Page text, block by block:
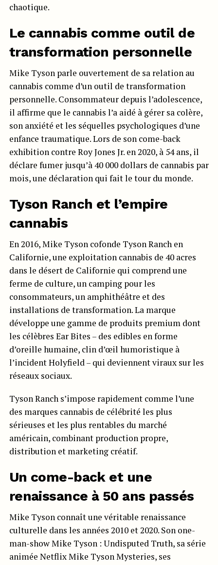
chaotique.
Le cannabis comme outil de
transformation personnelle
Mike Tyson parle ouvertement de sa relation au
cannabis comme d’un outil de transformation
personnelle. Consommateur depuis l’adolescence,
il affirme que le cannabis l’a aidé à gérer sa colère,
son anxiété et les séquelles psychologiques d’une
enfance traumatique. Lors de son come-back
exhibition contre Roy Jones Jr. en 2020, à 54 ans, il
déclare fumer jusqu’à 40 000 dollars de cannabis par
mois, une déclaration qui fait le tour du monde.
Tyson Ranch et l’empire
cannabis
En 2016, Mike Tyson cofonde Tyson Ranch en
Californie, une exploitation cannabis de 40 acres
dans le désert de Californie qui comprend une
ferme de culture, un camping pour les
consommateurs, un amphithéâtre et des
installations de transformation. La marque
développe une gamme de produits premium dont
les célèbres Ear Bites – des edibles en forme
d’oreille humaine, clin d’œil humoristique à
l’incident Holyfield – qui deviennent viraux sur les
réseaux sociaux.
Tyson Ranch s’impose rapidement comme l’une
des marques cannabis de célébrité les plus
sérieuses et les plus rentables du marché
américain, combinant production propre,
distribution et marketing créatif.
Un come-back et une
renaissance à 50 ans passés
Mike Tyson connaît une véritable renaissance
culturelle dans les années 2010 et 2020. Son one-
man-show Mike Tyson : Undisputed Truth, sa série
animée Netflix Mike Tyson Mysteries, ses